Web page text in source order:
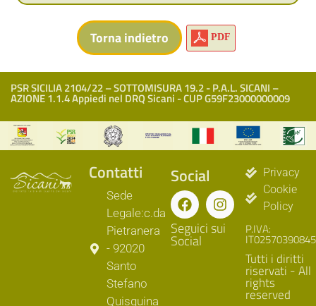
PDF
PSR SICILIA 2104/22 – SOTTOMISURA 19.2 - P.A.L. SICANI –
AZIONE 1.1.4 Appiedi nel DRQ Sicani - CUP G59F23000000009
Contatti
Sede
Legale:c.da
Pietranera
- 92020
Santo
Stefano
Quisquina
Social
Seguici sui
Social
Privacy
Cookie
Policy
P.IVA:
IT02570390845
Tutti i diritti
riservati - All
rights
reserved